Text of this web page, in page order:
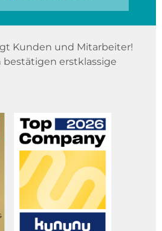
Kunden und Mitarbeiter!
erstklassige